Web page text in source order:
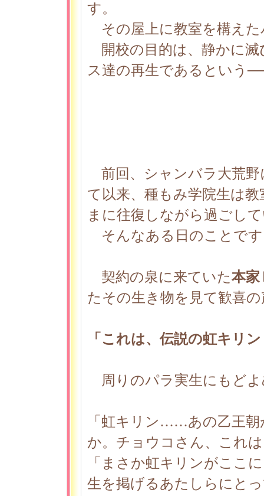
す。
その屋上に教室を構えた
開校の目的は、静かに滅
ス達の再生であるという
前回、シャンバラ大荒野
て以来、種もみ学院生は
まに往復しながら過ごし
そんなある日のことで
契約の泉に来ていた本家
たその生き物を見て歓喜
「これは、伝説の虹キリ
周りのパラ実生にもど
「虹キリン……あの乙王
か。チョウコさん、これ
「まさか虹キリンがここ
生を掲げるあたしらにと